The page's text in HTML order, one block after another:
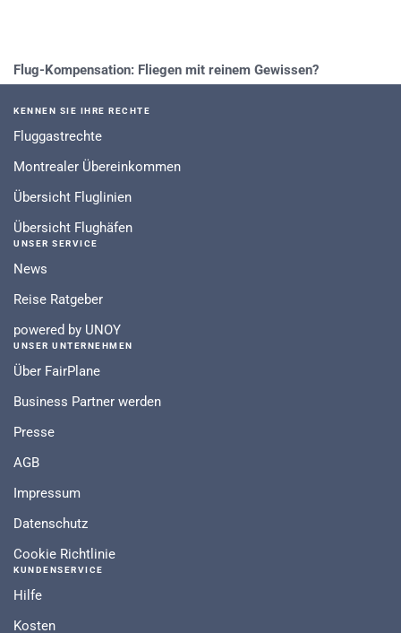
Flug-Kompensation: Fliegen mit reinem Gewissen?
KENNEN SIE IHRE RECHTE
Fluggastrechte
Montrealer Übereinkommen
Übersicht Fluglinien
Übersicht Flughäfen
UNSER SERVICE
News
Reise Ratgeber
powered by UNOY
UNSER UNTERNEHMEN
Über FairPlane
Business Partner werden
Presse
AGB
Impressum
Datenschutz
Cookie Richtlinie
KUNDENSERVICE
Hilfe
Kosten